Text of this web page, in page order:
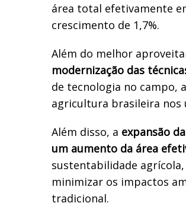
área total efetivamente
crescimento de 1,7%.
Além do melhor
modernização das
de tecnologia no campo,
agricultura brasileira nos
Além disso, a expansão
um aumento da área
sustentabilidade
minimizar os impactos
tradicional.